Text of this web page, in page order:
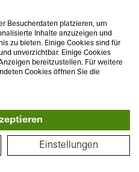
rectilíneas y
marco y hoja.
Aislamiento térmico
Uf hasta
Besucherdaten platzieren, um
Inhalte anzuzeigen und
zu bieten. Einige Cookies sind für
unverzichtbar. Einige Cookies
bereitzustellen. Für weitere
Cookies öffnen Sie die
Einstellungen